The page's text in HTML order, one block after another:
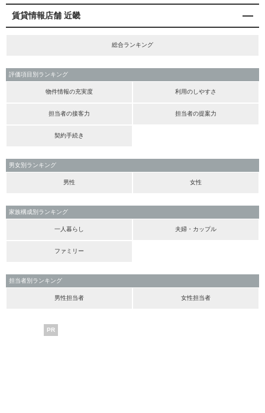
賃貸情報店舗 近畿
総合ランキング
評価項目別ランキング
物件情報の充実度 利用のしやすさ
担当者の接客力 担当者の提案力
契約手続き
男女別ランキング
男性 女性
家族構成別ランキング
一人暮らし 夫婦・カップル
ファミリー
担当者別ランキング
男性担当者 女性担当者
PR